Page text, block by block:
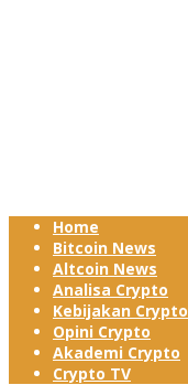
Home
Bitcoin News
Altcoin News
Analisa Crypto
Kebijakan Crypto
Opini Crypto
Akademi Crypto
Crypto TV